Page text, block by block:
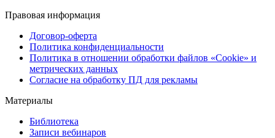
Правовая информация
Договор-оферта
Политика конфиденциальности
Политика в отношении обработки файлов «Cookie» и
метрических данных
Согласие на обработку ПД для рекламы
Материалы
Библиотека
Записи вебинаров